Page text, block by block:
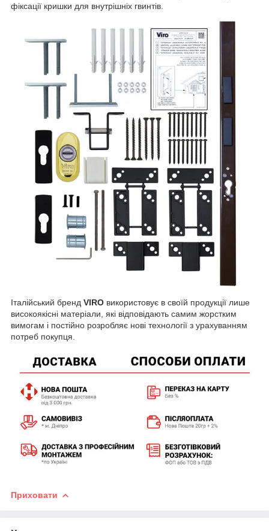
фіксації кришки для внутрішніх гвинтів.
Італійський бренд VIRO використовує в своїй продукції лише
високоякісні матеріали, які відповідають самим жорстким
вимогам і постійно розробляє нові технології з урахуванням
потреб покупця.
Приховати